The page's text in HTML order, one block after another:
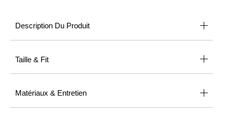
Description Du Produit
Taille & Fit
Matériaux & Entretien